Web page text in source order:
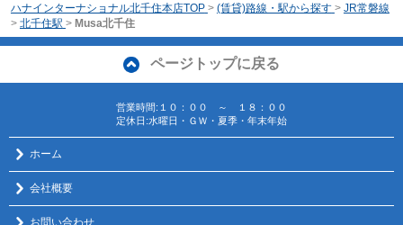
ハナインターナショナル北千住本店TOP > (賃貸)路線・駅から探す > JR常磐線
> 北千住駅 > Musa北千住
ページトップに戻る
営業時間:１０：００ ～ １８：００
定休日:水曜日・ＧＷ・夏季・年末年始
ホーム
会社概要
お問い合わせ